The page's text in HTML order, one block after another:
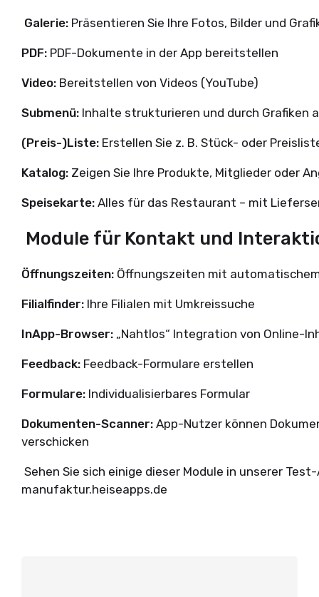
Galerie: Präsentieren Sie Ihre Fotos, Bilder und
PDF: PDF-Dokumente in der App bereitstellen
Video: Bereitstellen von Videos (YouTube)
Submenü: Inhalte strukturieren und durch Grafiken
(Preis-)Liste: Erstellen Sie z. B. Stück- oder
Katalog: Zeigen Sie Ihre Produkte, Mitglieder oder
Speisekarte: Alles für das Restaurant – mit
Module für Kontakt und
Öffnungszeiten: Öffnungszeiten mit
Filialfinder: Ihre Filialen mit Umkreissuche
InApp-Browser: „Nahtlos“ Integration von Online-
Feedback: Feedback-Formulare erstellen
Formulare: Individualisierbares Formular
Dokumenten-Scanner: App-Nutzer können
verschicken
Sehen Sie sich einige dieser Module in unserer
manufaktur.heiseapps.de